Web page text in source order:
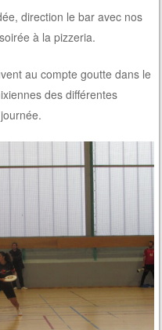
direction le bar avec nos
à la pizzeria.
au compte goutte dans le
des différentes